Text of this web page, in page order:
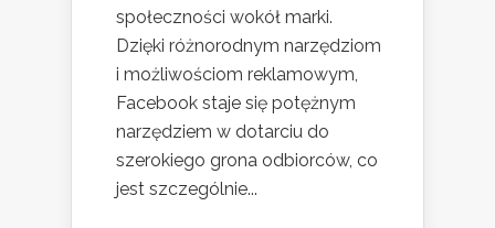
społeczności wokół marki.
Dzięki różnorodnym narzędziom
i możliwościom reklamowym,
Facebook staje się potężnym
narzędziem w dotarciu do
szerokiego grona odbiorców, co
jest szczególnie...